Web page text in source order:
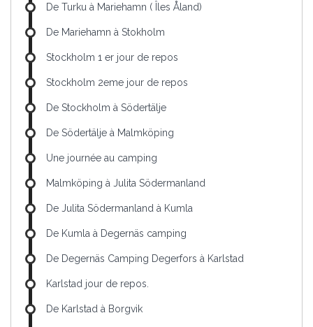
De Turku à Mariehamn ( Îles Åland)
De Mariehamn à Stokholm
Stockholm 1 er jour de repos
Stockholm 2eme jour de repos
De Stockholm à Södertälje
De Södertälje à Malmköping
Une journée au camping
Malmköping à Julita Södermanland
De Julita Södermanland à Kumla
De Kumla à Degernäs camping
De Degernäs Camping Degerfors à Karlstad
Karlstad jour de repos.
De Karlstad à Borgvik